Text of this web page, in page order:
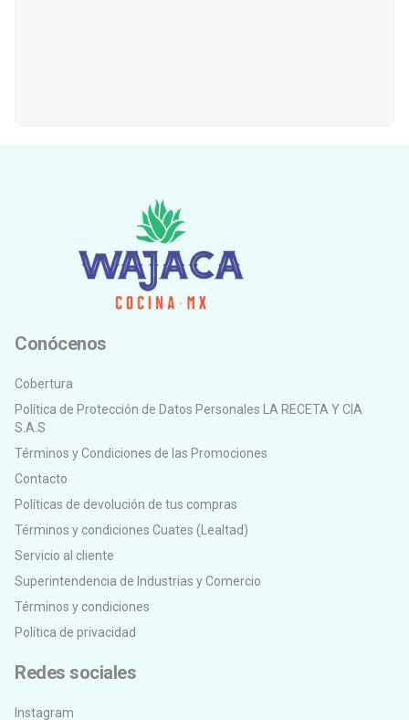
Conócenos
Cobertura
Política de Protección de Datos Personales LA RECETA Y CIA
S.A.S
Términos y Condiciones de las Promociones
Contacto
Políticas de devolución de tus compras
Términos y condiciones Cuates (Lealtad)
Servicio al cliente
Superintendencia de Industrias y Comercio
Términos y condiciones
Política de privacidad
Redes sociales
Instagram